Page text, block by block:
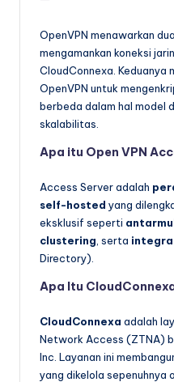
OpenVPN menawarkan
mengamankan koneksi
CloudConnexa. Keduanya
OpenVPN untuk
berbeda dalam hal model
skalabilitas.
Apa itu Open VPN
Access Server adalah
self-hosted yang
eksklusif seperti
clustering , serta
Directory).
Apa Itu
CloudConnexa adalah
Network Access (ZTNA)
Inc. Layanan ini
yang dikelola sepenuhnya